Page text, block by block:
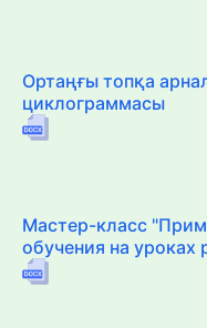
Ортаңғы топқа
циклограммасы
Мастер-класс
обучения на уроках